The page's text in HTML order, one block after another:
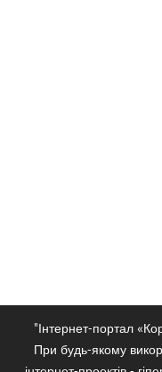
"Інтернет-портал
При будь-якому